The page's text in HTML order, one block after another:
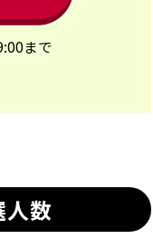
が可能で、登録期限に
デルについては、販売
だきます。（複数回の
まで
数